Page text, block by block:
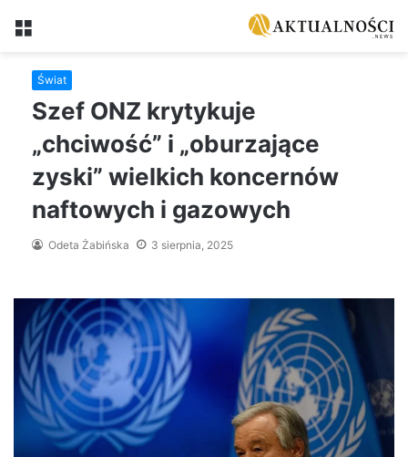
Menu
Świat
Szef ONZ krytykuje
„chciwość” i „oburzające
zyski” wielkich koncernów
naftowych i gazowych
Odeta Żabińska 3 sierpnia, 2025